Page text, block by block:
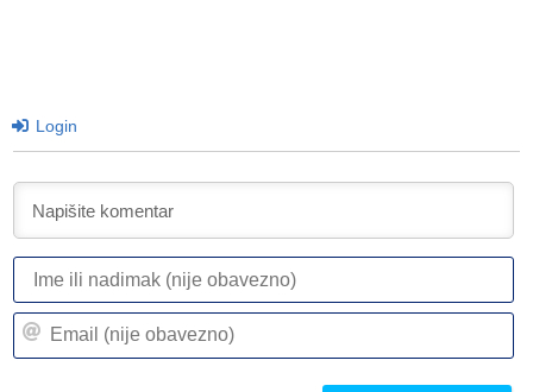
Login